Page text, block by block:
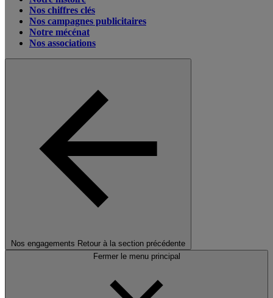
Nos chiffres clés
Nos campagnes publicitaires
Notre mécénat
Nos associations
Nos engagements Retour à la section précédente
Fermer le menu principal